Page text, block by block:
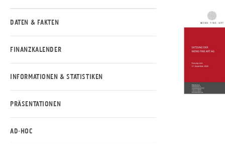
DATEN & FAKTEN
FINANZKALENDER
INFORMATIONEN & STATISTIKEN
PRÄSENTATIONEN
AD-HOC